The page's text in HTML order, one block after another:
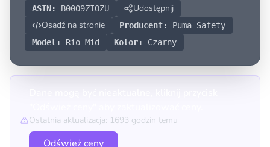
ASIN: B00O9ZIOZU
Udostępnij
Osadź na stronie
Producent:
Puma Safety
Model:
Rio Mid Kolor: Czarny
Ostatnia aktualizacja: 1693 godzin temu
Odśwież ceny